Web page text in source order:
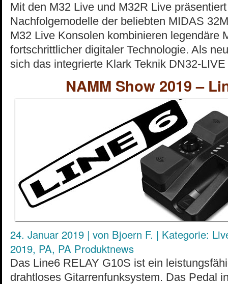
Mit den M32 Live und M32R Live
Nachfolgemodelle der beliebten MIDAS
M32 Live Konsolen kombinieren legendäre
fortschrittlicher digitaler Technologie. Als
sich das integrierte Klark Teknik DN32-
NAMM Show 2019 –
24. Januar 2019 | von Bjoern F. | Kategorie:
2019, PA, PA Produktnews
Das Line6 RELAY G10S ist ein
drahtloses Gitarrenfunksystem. Das Pedal